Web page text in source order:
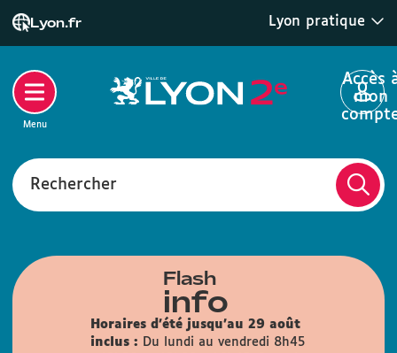
Lyon.fr Lyon pratique
Rechercher
Accès
mon
Menu
Flash
info
Horaires d'été jusqu'au 29 août
inclus :
Du lundi au vendredi 8h45